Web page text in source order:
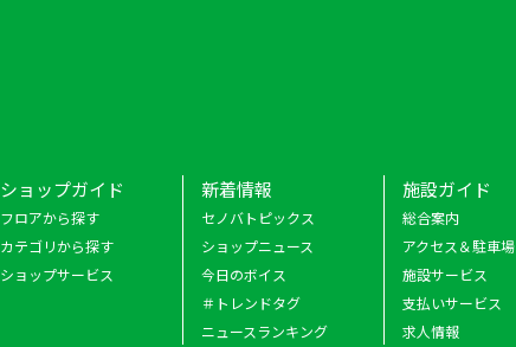
ショップガイド
フロアから探す
カテゴリから探す
ショップサービス
新着情報
セノバトピックス
ショップニュース
今日のボイス
＃トレンドタグ
ニュースランキング
施設ガイド
総合案内
アクセス＆駐車場
施設サービス
支払いサービス
求人情報